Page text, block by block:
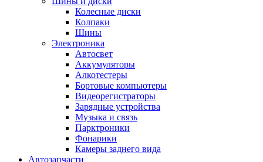
Колесные диски
Колпаки
Шины
Электроника
Автосвет
Аккумуляторы
Алкотестеры
Бортовые компьютеры
Видеорегистраторы
Зарядные устройства
Музыка и связь
Парктроники
Фонарики
Камеры заднего вида
Автозапчасти